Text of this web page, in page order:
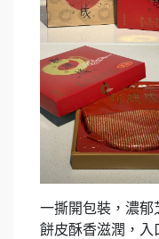
一撕開包裝，濃郁
餅皮酥香滋潤，入